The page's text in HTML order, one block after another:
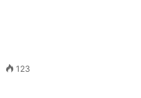
123